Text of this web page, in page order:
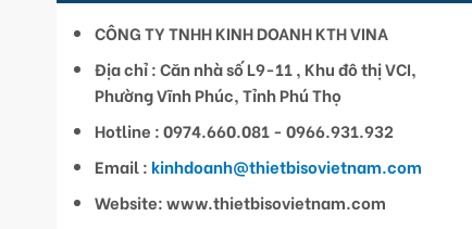
CÔNG TY TNHH KINH DOANH KTH VINA
Địa chỉ : Căn nhà số L9-11 , Khu đô thị VCI,
Phường Vĩnh Phúc, Tỉnh Phú Thọ
Hotline : 0974.660.081 - 0966.931.932
Email : kinhdoanh@thietbisovietnam.com
Website: www.thietbisovietnam.com